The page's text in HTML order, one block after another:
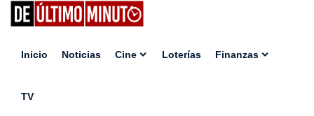
Inicio Noticias Cine Loterías Finanzas
TV